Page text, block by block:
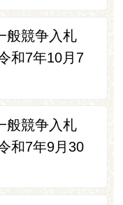
般競争入札
和7年10月7
般競争入札
和7年9月30